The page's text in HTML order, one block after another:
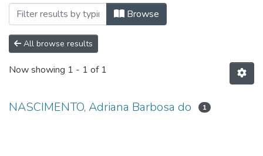
Browse
All browse results
Now showing 1 - 1 of 1
NASCIMENTO, Adriana Barbosa do 1